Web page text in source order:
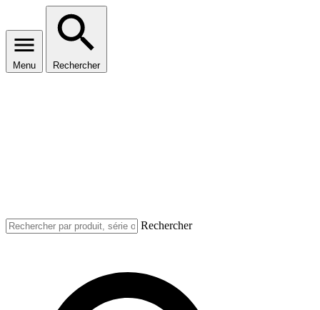
Menu Rechercher
Rechercher